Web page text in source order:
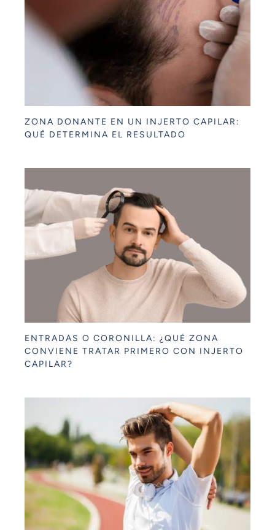
ZONA DONANTE EN UN INJERTO CAPILAR:
QUÉ DETERMINA EL RESULTADO
ENTRADAS O CORONILLA: ¿QUÉ ZONA
CONVIENE TRATAR PRIMERO CON INJERTO
CAPILAR?